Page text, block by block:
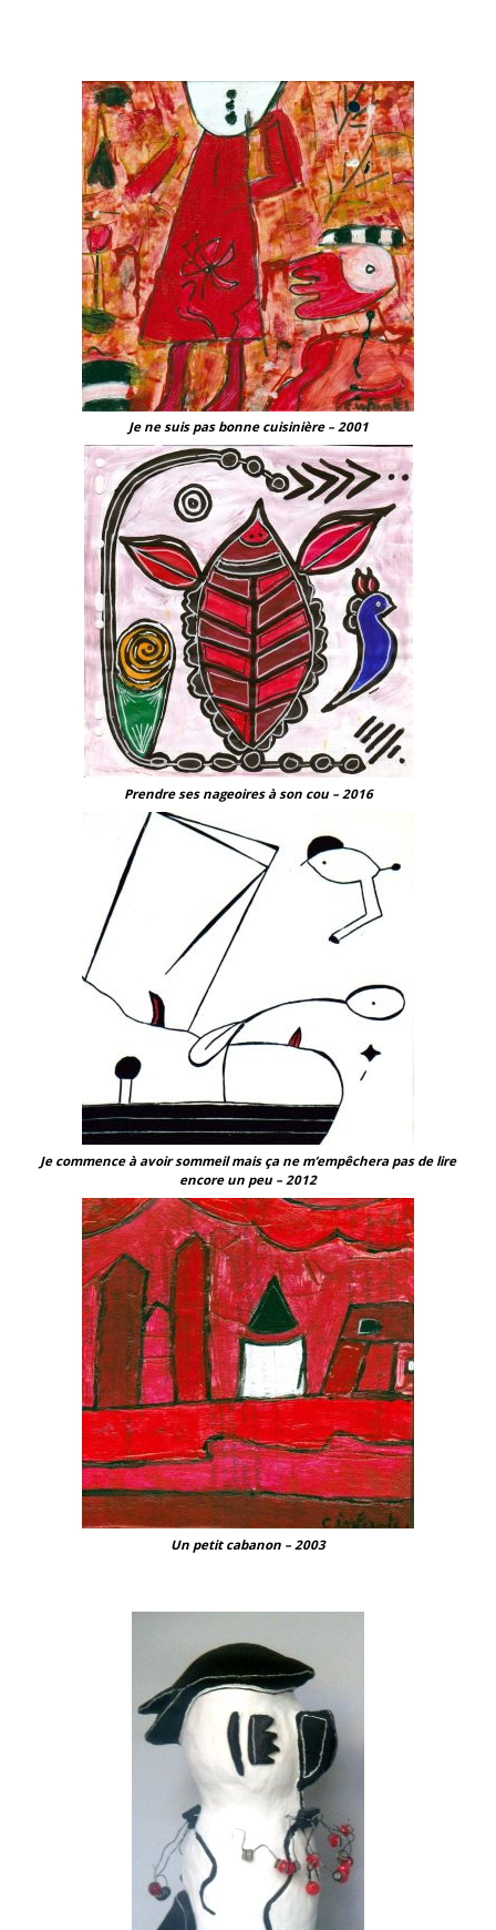
Je ne suis pas bonne cuisinière – 2001
Prendre ses nageoires à son cou – 2016
Je commence à avoir sommeil mais ça ne m’empêchera pas de lire
encore un peu – 2012
Un petit cabanon – 2003